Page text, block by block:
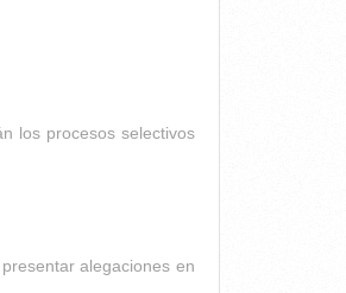
los procesos selectivos
alegaciones en